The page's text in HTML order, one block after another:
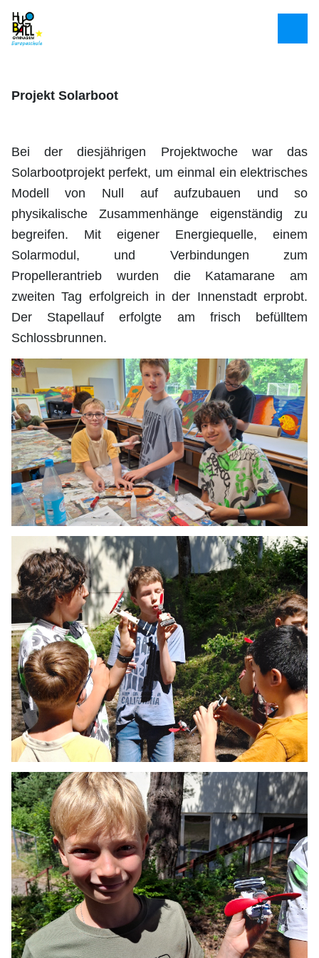
Projekt Solarboot
Bei der diesjährigen Projektwoche war das
Solarbootprojekt perfekt, um einmal ein elektrisches
Modell von Null auf aufzubauen und so
physikalische Zusammenhänge eigenständig zu
begreifen. Mit eigener Energiequelle, einem
Solarmodul, und Verbindungen zum
Propellerantrieb wurden die Katamarane am
zweiten Tag erfolgreich in der Innenstadt erprobt.
Der Stapellauf erfolgte am frisch befülltem
Schlossbrunnen.